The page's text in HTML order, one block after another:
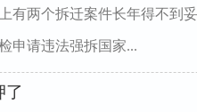
有两个拆迁案件长年得不到
申请违法强拆国家...
了